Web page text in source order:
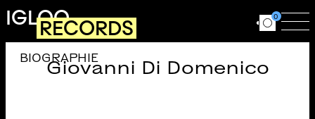
Aller au contenu principal
IGLOORECORDS Ouvrir le
0
Giovanni Di Domenico
BIOGRAPHIE